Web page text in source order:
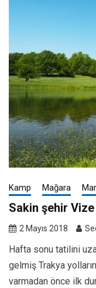
Kamp Mağara
Sakin şehir
2 Mayıs 2018
Hafta sonu tatilini
gelmiş Trakya
varmadan önce ilk